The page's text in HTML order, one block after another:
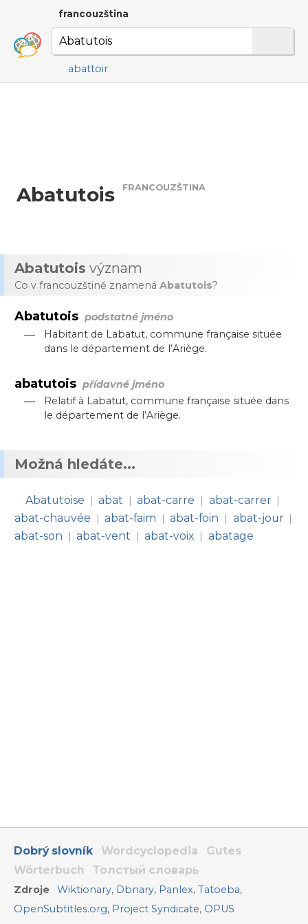
francouzština
abattoir
Abatutois FRANCOUZŠTINA
Abatutois význam
Co v francouzštině znamená Abatutois?
Abatutois podstatné jméno
—
Habitant de Labatut, commune française située
dans le département de l’Ariège.
abatutois přídavné jméno
—
Relatif à Labatut, commune française située dans
le département de l’Ariège.
Možná hledáte...
Abatutoise | abat | abat-carre | abat-carrer |
abat-chauvée | abat-faim | abat-foin | abat-jour |
abat-son | abat-vent | abat-voix | abatage
Dobrý slovník Wordcyclopedia
Gutes
Wörterbuch
Толстый словарь
Zdroje Wiktionary, Dbnary, Panlex,Tatoeba,
OpenSubtitles.org, Project Syndicate, OPUS